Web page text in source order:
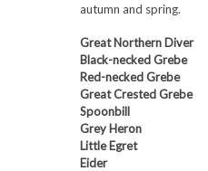
autumn and spring.
Great Northern Diver
Black-necked Grebe
Red-necked Grebe
Great Crested Grebe
Spoonbill
Grey Heron
Little Egret
Eider